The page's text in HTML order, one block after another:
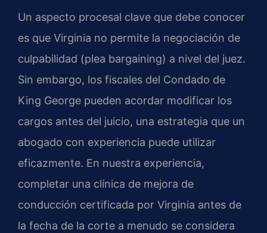
Un aspecto procesal clave que debe conocer
es que Virginia no permite la negociación de
culpabilidad (plea bargaining) a nivel del juez.
Sin embargo, los fiscales del Condado de
King George pueden acordar modificar los
cargos antes del juicio, una estrategia que un
abogado con experiencia puede utilizar
eficazmente. En nuestra experiencia,
completar una clínica de mejora de
conducción certificada por Virginia antes de
la fecha de la corte a menudo se considera